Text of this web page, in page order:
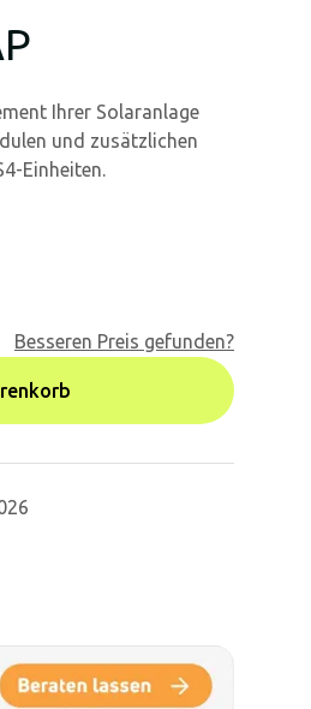
Ihrer Solaranlage
und zusätzlichen
Einheiten.
Besseren Preis gefunden?